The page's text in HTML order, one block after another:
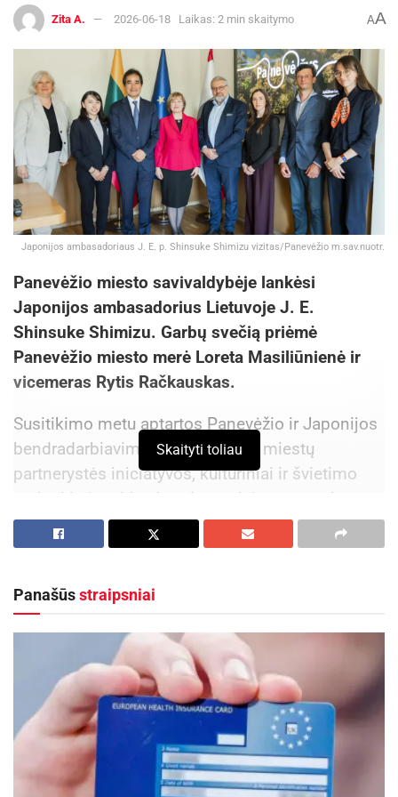
Zita A. 2026-06-18 Laikas: 2 min skaitymo AA
Japonijos ambasadoriaus J. E. p. Shinsuke Shimizu vizitas/Panevėžio m.sav.nuotr.
Panevėžio miesto savivaldybėje lankėsi
Japonijos ambasadorius Lietuvoje J. E.
Shinsuke Shimizu. Garbų svečią priėmė
Panevėžio miesto merė Loreta Masiliūnienė ir
vicemeras Rytis Račkauskas.
Susitikimo metu aptartos Panevėžio ir Japonijos
bendradarbiavimo perspektyvos, miestų
partnerystės iniciatyvos, kultūriniai ir švietimo
mainai bei ateities bendrų projektų perspektyvos.
Aktualios naujienos
Rugsėjį nemokamai „Lietuvos draudimas“
draudžia visus Lietuvos moksleivius nuo
2026-08-09
„Globalūs Zarasai“ subūrė kraštiečius iš įvairių
pasaulio kampelių
2026-08-08
„Šiemet minimos Lietuvos ir Japonijos
Skaityti toliau
Panašūsstraipsniai